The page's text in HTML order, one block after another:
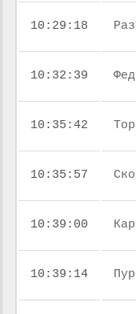
10:29:18
10:32:39
10:35:42
10:35:57
10:39:00
10:39:14